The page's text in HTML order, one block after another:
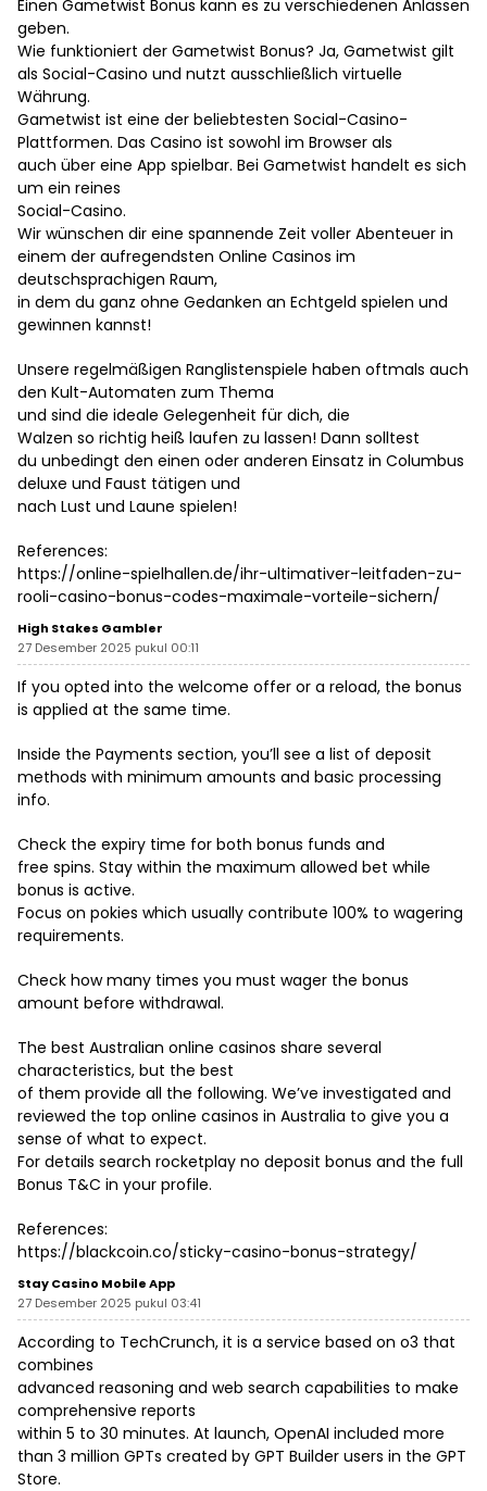
Einen Gametwist Bonus kann es zu verschiedenen Anlässen
geben.
Wie funktioniert der Gametwist Bonus? Ja, Gametwist gilt
als Social-Casino und nutzt ausschließlich virtuelle
Währung.
Gametwist ist eine der beliebtesten Social-Casino-
Plattformen. Das Casino ist sowohl im Browser als
auch über eine App spielbar. Bei Gametwist handelt es sich
um ein reines
Social-Casino.
Wir wünschen dir eine spannende Zeit voller Abenteuer in
einem der aufregendsten Online Casinos im
deutschsprachigen Raum,
in dem du ganz ohne Gedanken an Echtgeld spielen und
gewinnen kannst!
Unsere regelmäßigen Ranglistenspiele haben oftmals auch
den Kult-Automaten zum Thema
und sind die ideale Gelegenheit für dich, die
Walzen so richtig heiß laufen zu lassen! Dann solltest
du unbedingt den einen oder anderen Einsatz in Columbus
deluxe und Faust tätigen und
nach Lust und Laune spielen!
References:
https://online-spielhallen.de/ihr-ultimativer-leitfaden-zu-
rooli-casino-bonus-codes-maximale-vorteile-sichern/
High Stakes Gambler
27 Desember 2025 pukul 00:11
If you opted into the welcome offer or a reload, the bonus
is applied at the same time.
Inside the Payments section, you’ll see a list of deposit
methods with minimum amounts and basic processing
info.
Check the expiry time for both bonus funds and
free spins. Stay within the maximum allowed bet while
bonus is active.
Focus on pokies which usually contribute 100% to wagering
requirements.
Check how many times you must wager the bonus
amount before withdrawal.
The best Australian online casinos share several
characteristics, but the best
of them provide all the following. We’ve investigated and
reviewed the top online casinos in Australia to give you a
sense of what to expect.
For details search rocketplay no deposit bonus and the full
Bonus T&C in your profile.
References:
https://blackcoin.co/sticky-casino-bonus-strategy/
Stay Casino Mobile App
27 Desember 2025 pukul 03:41
According to TechCrunch, it is a service based on o3 that
combines
advanced reasoning and web search capabilities to make
comprehensive reports
within 5 to 30 minutes. At launch, OpenAI included more
than 3 million GPTs created by GPT Builder users in the GPT
Store.